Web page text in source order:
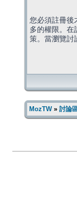
您必須註冊後
多的權限。在
策。當瀏覽討
MozTW» 討論